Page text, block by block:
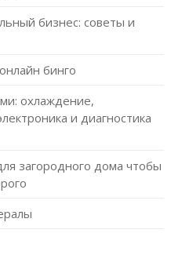
бизнес: советы и
бинго
охлаждение,
и диагностика
загородного дома чтобы